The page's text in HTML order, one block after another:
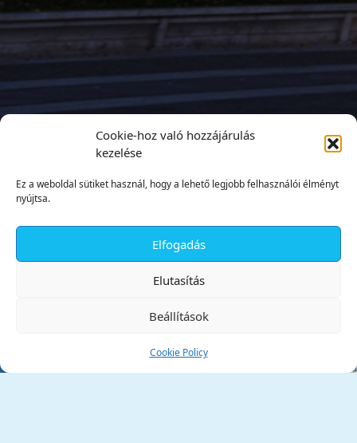
Cookie-hoz való hozzájárulás
kezelése
Ez a weboldal sütiket használ, hogy a lehető legjobb felhasználói élményt
nyújtsa.
Elfogadás
Elutasítás
Beállítások
Cookie Policy
Tata Város Önkormányzata
✕